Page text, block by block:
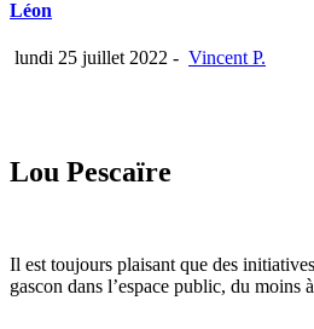
Léon
lundi 25 juillet 2022 - Vincent P.
Lou Pescaïre
Il est toujours plaisant que des
gascon dans l’espace public, du moins